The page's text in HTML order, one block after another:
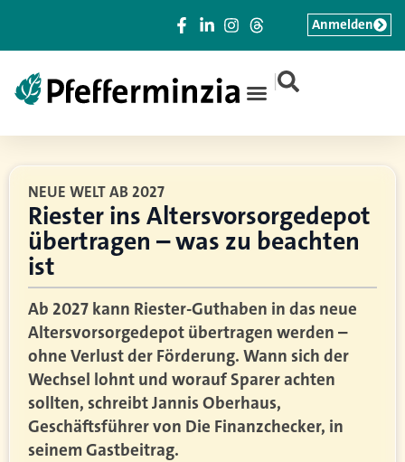
|
Anmelden
NEUE WELT AB 2027
Riester ins Altersvorsorgedepot
übertragen – was zu beachten
ist
Ab 2027 kann Riester-Guthaben in das neue
Altersvorsorgedepot übertragen werden –
ohne Verlust der Förderung. Wann sich der
Wechsel lohnt und worauf Sparer achten
sollten, schreibt Jannis Oberhaus,
Geschäftsführer von Die Finanzchecker, in
seinem Gastbeitrag.